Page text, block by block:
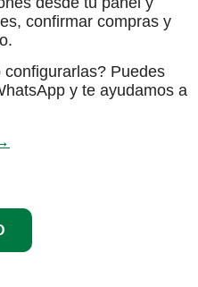
confirmar compras y
Puedes
y te ayudamos a